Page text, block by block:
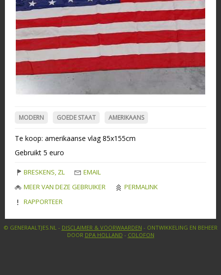
MODERN GOEDE STAAT AMERIKAANS
Te koop: amerikaanse vlag 85x155cm
Gebruikt 5 euro
BRESKENS, ZL
EMAIL
MEER VAN DEZE GEBRUIKER
PERMALINK
RAPPORTEER
© GENERAALTJES.NL - DISCLAIMER & VOORWAARDEN - ONTWIKKELING EN BEHEER
DOOR DPA HOLLAND - COLOFON